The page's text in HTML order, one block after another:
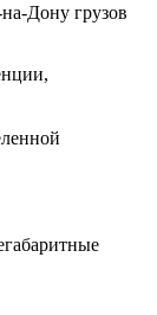
Дону грузов